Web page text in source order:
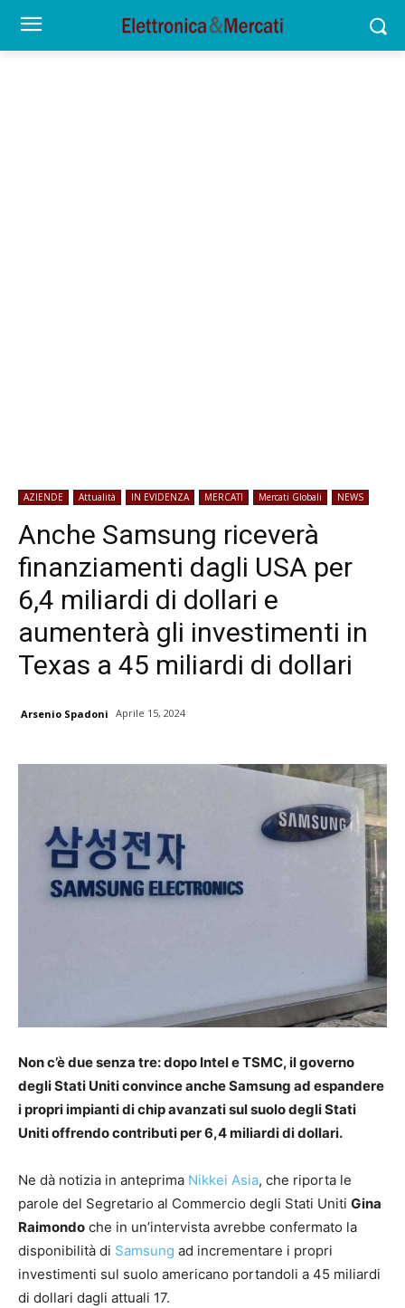
AZIENDE Attualità IN EVIDENZA MERCATI Mercati Globali NEWS
Anche Samsung riceverà
finanziamenti dagli USA per
6,4 miliardi di dollari e
aumenterà gli investimenti in
Texas a 45 miliardi di dollari
Arsenio Spadoni Aprile 15, 2024
Non c’è due senza tre: dopo Intel e TSMC, il governo
degli Stati Uniti convince anche Samsung ad espandere
i propri impianti di chip avanzati sul suolo degli Stati
Uniti offrendo contributi per 6,4 miliardi di dollari.
Ne dà notizia in anteprima Nikkei Asia, che riporta le
parole del Segretario al Commercio degli Stati Uniti Gina
Raimondo che in un’intervista avrebbe confermato la
disponibilità di Samsung ad incrementare i propri
investimenti sul suolo americano portandoli a 45 miliardi
di dollari dagli attuali 17.